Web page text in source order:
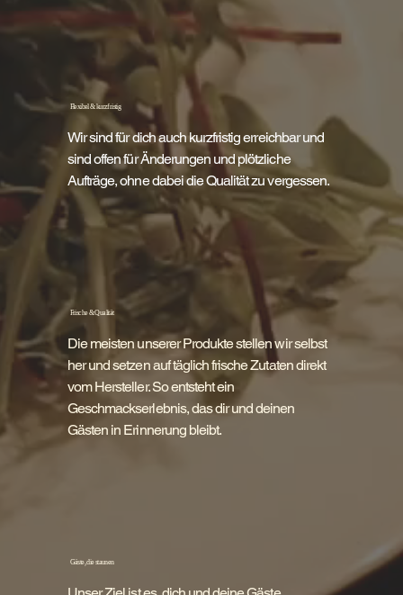
Flexibel & kurzfristig
Wir sind für dich auch kurzfristig erreichbar und
sind offen für Änderungen und plötzliche
Aufträge, ohne dabei die Qualität zu vergessen.
Frische & Qualität
Die meisten unserer Produkte stellen wir selbst
her und setzen auf täglich frische Zutaten direkt
vom Hersteller. So entsteht ein
Geschmackserlebnis, das dir und deinen
Gästen in Erinnerung bleibt.
Gäste, die staunen